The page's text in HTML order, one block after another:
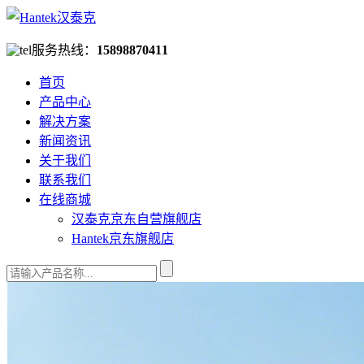
服务热线： 15898870411
首页
产品中心
解决方案
新闻资讯
关于我们
联系我们
在线商城
汉泰克京东自营旗舰店
Hantek京东旗舰店